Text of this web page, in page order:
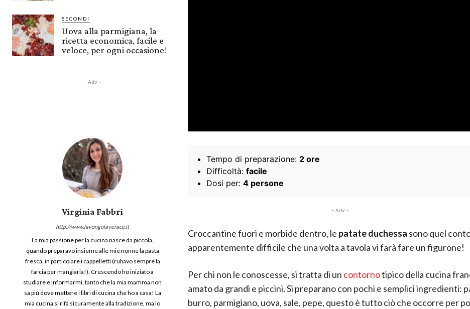
SECONDI
Uova alla parmigiana, la
ricetta economica, facile e
veloce, per ogni occasione!
- Adv -
Virginia Fabbri
http://www.lavongolaverace.it
La mia passione per la cucina nasce da piccola,
quando preparavo insieme alle mie nonne la pasta
fresca, in particolare i cappelletti (rubavo sempre la
farcia per mangiarla!). Crescendo ho iniziato a
studiare e informarmi, tanto che la mia mamma non
sa più dove mettere i libri di cucina che ho a casa! La
mia cucina si rifà sicuramente alla tradizione, ma io
Tempo di preparazione: 2 ore
Difficoltà: facile
Dosi per: 4 persone
- Adv -
Croccantine fuori e morbide dentro, le patate duchessa sono quel
apparentemente difficile che una volta a tavola vi farà fare un figurone!
Per chi non le conoscesse, si tratta di un contornotipico della cucina
amato da grandi e piccini. Si preparano con pochi e semplici ingredienti:
burro, parmigiano, uova, sale, pepe, questo è tutto ciò che occorre per